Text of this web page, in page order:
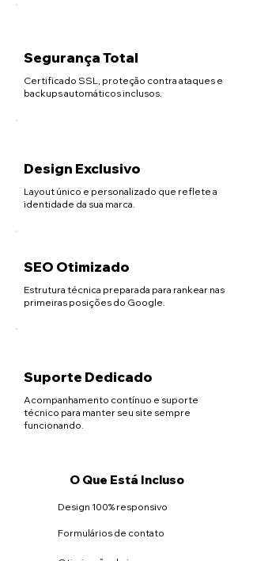
Segurança Total
Certificado SSL, proteção contra ataques e
backups automáticos inclusos.
Design Exclusivo
Layout único e personalizado que reflete a
identidade da sua marca.
SEO Otimizado
Estrutura técnica preparada para rankear nas
primeiras posições do Google.
Suporte Dedicado
Acompanhamento contínuo e suporte
técnico para manter seu site sempre
funcionando.
O Que Está Incluso
Design 100% responsivo
Formulários de contato